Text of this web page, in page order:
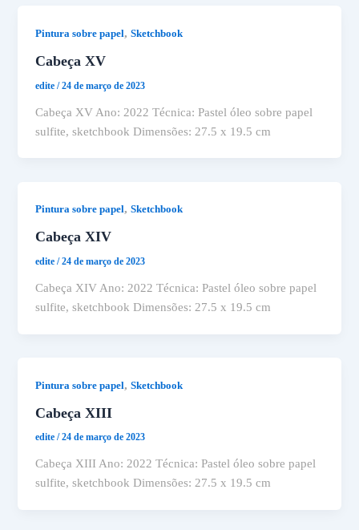
Pintura sobre papel,Sketchbook
Cabeça XV
edite/24 de março de 2023
Cabeça XV Ano: 2022 Técnica: Pastel óleo sobre papel
sulfite, sketchbook Dimensões: 27.5 x 19.5 cm
Pintura sobre papel,Sketchbook
Cabeça XIV
edite/24 de março de 2023
Cabeça XIV Ano: 2022 Técnica: Pastel óleo sobre papel
sulfite, sketchbook Dimensões: 27.5 x 19.5 cm
Pintura sobre papel,Sketchbook
Cabeça XIII
edite/24 de março de 2023
Cabeça XIII Ano: 2022 Técnica: Pastel óleo sobre papel
sulfite, sketchbook Dimensões: 27.5 x 19.5 cm